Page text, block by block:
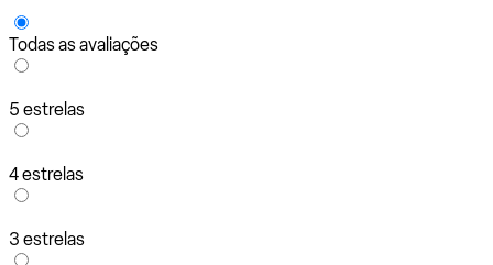
Todas as avaliações
5 estrelas
4 estrelas
3 estrelas